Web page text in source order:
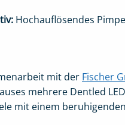
Hochauflösendes
mit der Fischer
mehrere Dentled
mit einem beruhigenden